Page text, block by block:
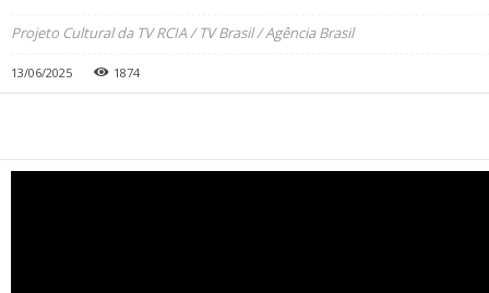
Projeto Cultural da TV RCIA / TV Brasil / Agência Brasil
13/06/2025 1874